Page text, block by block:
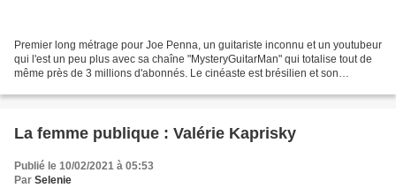
Premier long métrage pour Joe Penna, un guitariste inconnu et un youtubeur
qui l'est un peu plus avec sa chaîne "MysteryGuitarMan" qui totalise tout de
même près de 3 millions d'abonnés. Le cinéaste est brésilien et son
La femme publique : Valérie Kaprisky
Publié le 10/02/2021 à 05:53
Par Selenie